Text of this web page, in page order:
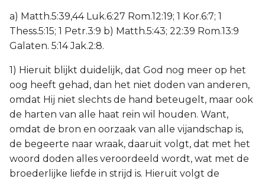
a) Matth.5:39,44 Luk.6:27 Rom.12:19; 1 Kor.6:7; 1
Thess.5:15; 1 Petr.3:9 b) Matth.5:43; 22:39 Rom.13:9
Galaten. 5:14 Jak.2:8.
1) Hieruit blijkt duidelijk, dat God nog meer op het
oog heeft gehad, dan het niet doden van anderen,
omdat Hij niet slechts de hand beteugelt, maar ook
de harten van alle haat rein wil houden. Want,
omdat de bron en oorzaak van alle vijandschap is,
de begeerte naar wraak, daaruit volgt, dat met het
woord doden alles veroordeeld wordt, wat met de
broederlijke liefde in strijd is. Hieruit volgt de